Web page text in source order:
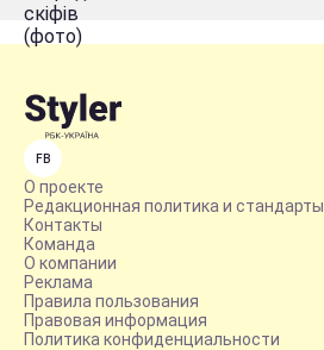
FB
О проекте
Редакционная политика и стандарты
Контакты
Команда
О компании
Реклама
Правила пользования
Правовая информация
Политика конфиденциальности